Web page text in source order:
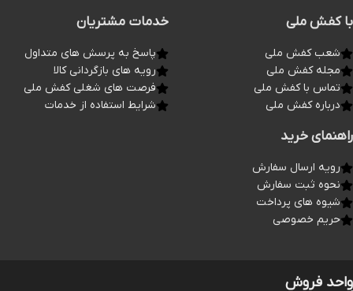
با کفش ملی
شعب کفش ملی
مجله کفش ملی
تماس با کفش ملی
درباره کفش ملی
خدمات مشتریان
پاسخ به پرسش های متداول
رویه های بازگردانی کالا
فرصت های شغلی کفش ملی
شرایط استفاده از خدمات
راهنمای خرید
رویه ارسال سفارش
نحوه ثبت سفارش
شیوه های پرداخت
حریم خصوصی
واحد فروش